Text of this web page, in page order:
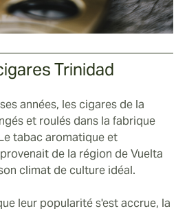
Trinidad
années, les cigares de la
et roulés dans la fabrique
tabac aromatique et
de la région de Vuelta
climat de culture idéal.
leur popularité s'est accrue, la